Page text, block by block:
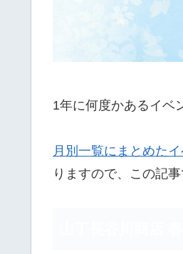
1年に何度かあるイベ
月別一覧にまとめたイ
りますので、この記